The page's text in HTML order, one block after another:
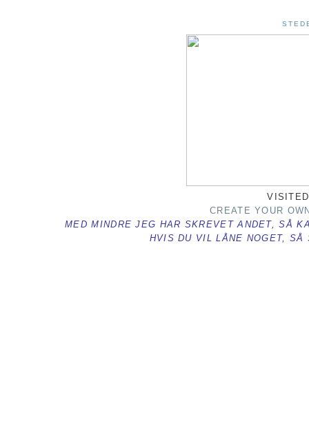
CREATE YOUR
MED MINDRE JEG HAR SKREVET ANDET, SÅ
HVIS DU VIL LÅNE NOGET,